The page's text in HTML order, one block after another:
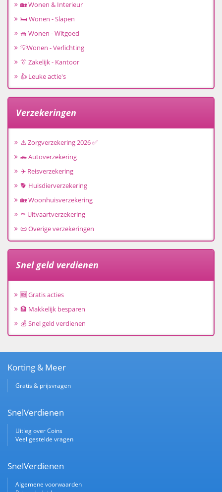
🏡 Wonen & Interieur
🛏️ Wonen - Slapen
🧺 Wonen - Witgoed
💡Wonen - Verlichting
👔 Zakelijk - Kantoor
👍 Leuke actie's
Verzekeringen
⚠️ Zorgverzekering 2026 ✅
🚗 Autoverzekering
✈️ Reisverzekering
🐕 Huisdierverzekering
🏡 Woonhuisverzekering
⚰️ Uitvaartverzekering
📜 Overige verzekeringen
Snel geld verdienen
🆓 Gratis acties
🏦 Makkelijk besparen
💰 Snel geld verdienen
Korting & Meer
Gratis & prijsvragen
SnelVerdienen
Uitleg over Coins
Veel gestelde vragen
SnelVerdienen
Algemene voorwaarden